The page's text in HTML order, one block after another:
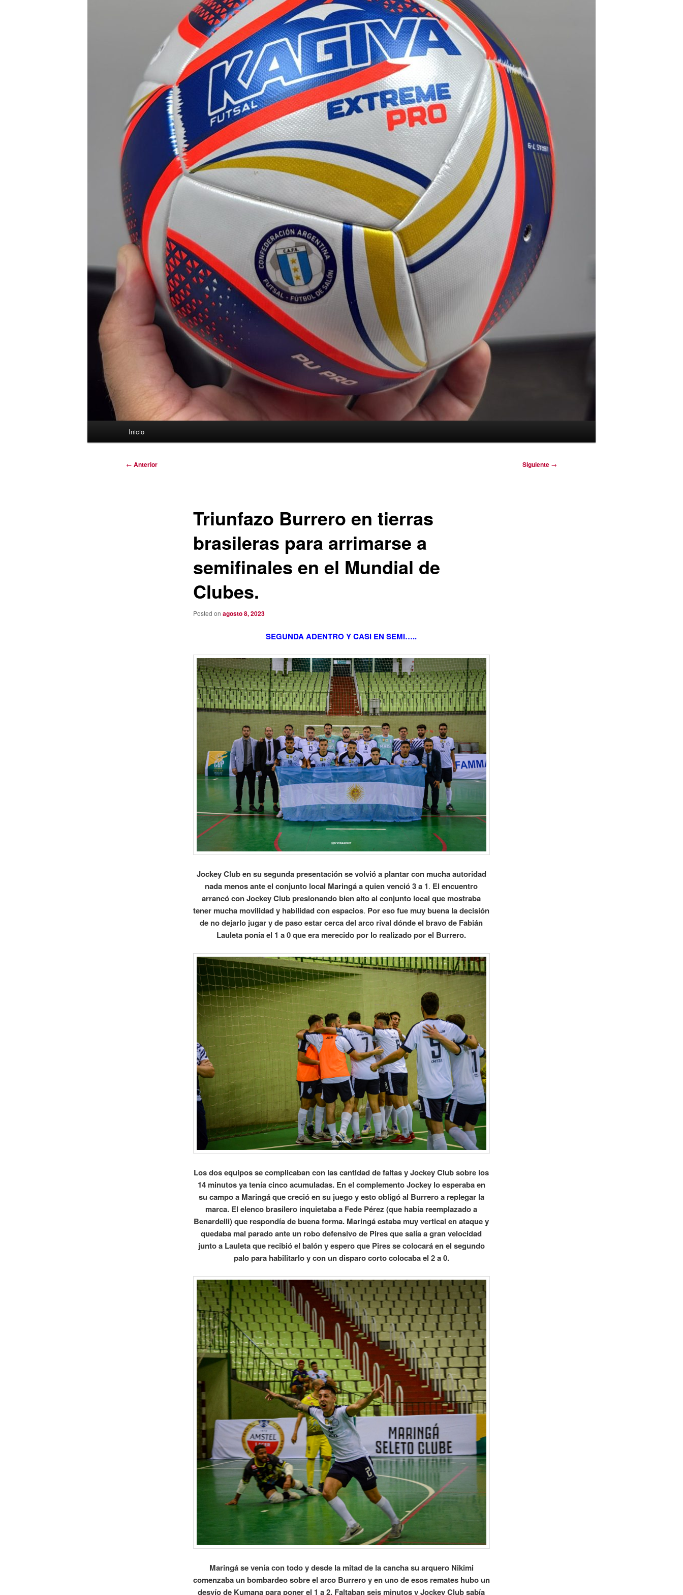
Inicio
Navegación
← Anterior Siguiente →
Triunfazo Burrero en tierras
brasileras para arrimarse a
semifinales en el Mundial de
Clubes.
Posted on agosto 8, 2023
SEGUNDA ADENTRO Y CASI EN SEMI…..
Jockey Club en su segunda presentación se volvió a plantar con mucha autoridad
nada menos ante el conjunto local Maringá a quien venció 3 a 1. El encuentro
arrancó con Jockey Club presionando bien alto al conjunto local que mostraba
tener mucha movilidad y habilidad con espacios. Por eso fue muy buena la decisión
de no dejarlo jugar y de paso estar cerca del arco rival dónde el bravo de Fabián
Lauleta ponía el 1 a 0 que era merecido por lo realizado por el Burrero.
Los dos equipos se complicaban con las cantidad de faltas y Jockey Club sobre los
14 minutos ya tenía cinco acumuladas. En el complemento Jockey lo esperaba en
su campo a Maringá que creció en su juego y esto obligó al Burrero a replegar la
marca. El elenco brasilero inquietaba a Fede Pérez (que había reemplazado a
Benardelli) que respondía de buena forma. Maringá estaba muy vertical en ataque y
quedaba mal parado ante un robo defensivo de Pires que salía a gran velocidad
junto a Lauleta que recibió el balón y espero que Pires se colocará en el segundo
palo para habilitarlo y con un disparo corto colocaba el 2 a 0.
Maringá se venía con todo y desde la mitad de la cancha su arquero Nikimi
comenzaba un bombardeo sobre el arco Burrero y en uno de esos remates hubo un
desvío de Kumana para poner el 1 a 2. Faltaban seis minutos y Jockey Club sabía